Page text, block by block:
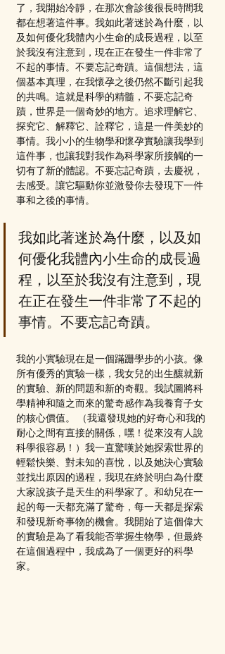
了，我開始冷靜，在那次會診後很長時間我
都在想著這件事。我如此著迷於為什麼，以
及如何優化我體內小生命的成長過程，以至
於我沒有注意到，現在正在發生一件非常了
不起的事情。不要忘記奇蹟。這個想法，這
個基本真理，在我懷孕之後仍然不斷引起我
的共鳴。這就是科學的精髓，不要忘記奇
蹟，世界是一個奇妙的地方。追求理解它、
探究它、解釋它、詮釋它，這是一件美妙的
事情。我小小的生物學和懷孕實驗讓我學到
這件事，也讓我對我作為科學家所接觸的一
切有了新的體認。不要忘記奇蹟，去慶祝，
去感受。讓它驅動你並激發你去發現下一件
事和之後的事情。
我如此著迷於為什麼，以及如
何優化我體內小生命的成長過
程，以至於我沒有注意到，現
在正在發生一件非常了不起的
事情。不要忘記奇蹟。
我的小實驗現在是一個蹣跚學步的小孩。像
所有優秀的實驗一樣，我女兒的出生釀就新
的實驗、新的問題和新的奇觀。我試圖將科
學精神和隨之而來的驚奇感作為我養育子女
的核心價值。 （我還發現她的好奇心和我的
耐心之間有直接的關係，嘿！從來沒有人說
科學很容易！）我一直驚嘆於她探索世界的
輕鬆快樂、對未知的喜悅，以及她決心實驗
並找出原因的過程，我現在終於明白為什麼
大家說孩子是天生的科學家了。和幼兒在一
起的每一天都充滿了驚奇，每一天都是探索
和發現新奇事物的機會。我開始了這個偉大
的實驗是為了看我能否掌握生物學，但最終
在這個過程中，我成為了一個更好的科學
家。